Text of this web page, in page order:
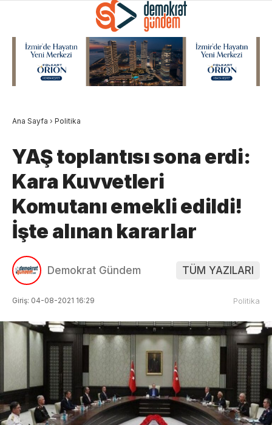
Ana Sayfa › Politika
YAŞ toplantısı sona erdi:
Kara Kuvvetleri
Komutanı emekli edildi!
İşte alınan kararlar
Demokrat Gündem TÜM YAZILARI
Giriş: 04-08-2021 16:29 Politika